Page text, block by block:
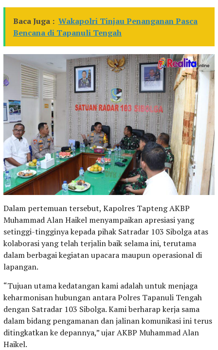
Baca Juga : Wakapolri Tinjau Penanganan Pasca
Bencana di Tapanuli Tengah
Dalam pertemuan tersebut, Kapolres Tapteng AKBP
Muhammad Alan Haikel menyampaikan apresiasi yang
setinggi-tingginya kepada pihak Satradar 103 Sibolga atas
kolaborasi yang telah terjalin baik selama ini, terutama
dalam berbagai kegiatan upacara maupun operasional di
lapangan.
“Tujuan utama kedatangan kami adalah untuk menjaga
keharmonisan hubungan antara Polres Tapanuli Tengah
dengan Satradar 103 Sibolga. Kami berharap kerja sama
dalam bidang pengamanan dan jalinan komunikasi ini terus
ditingkatkan ke depannya,” ujar AKBP Muhammad Alan
Haikel.